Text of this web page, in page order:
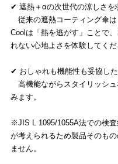
✔ 遮熱＋αの次世代の涼しさを
従来の遮熱コーティング傘
Coolは「熱を逃がす」ことで
れない心地よさを体験してくだ
✔ おしゃれも機能性も妥協し
高機能ながらスタイリッシ
みます。
※JIS L 1095/1055A法での検
が考えられるため製品そのも
ません。